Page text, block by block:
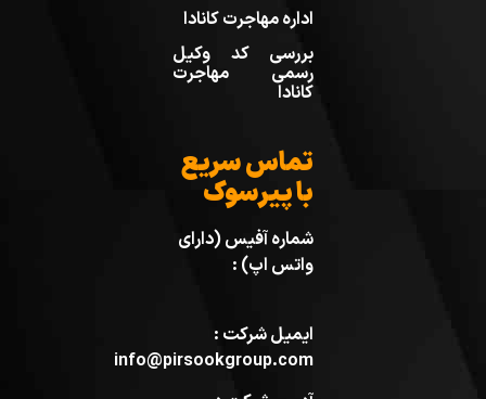
اداره مهاجرت کانادا
بررسی کد وکیل
رسمی مهاجرت
کانادا
تماس سریع
با پیرسوک
شماره آفیس (دارای
واتس اپ) :
ایمیل شرکت :
info@pirsookgroup.com